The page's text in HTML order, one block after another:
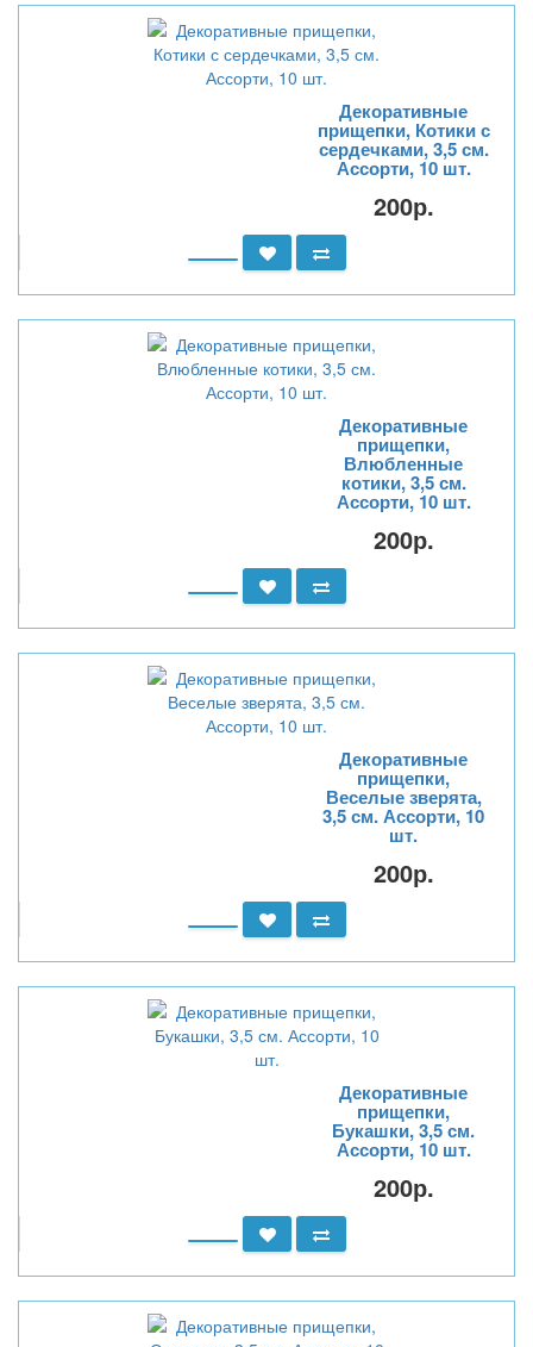
Декоративные
прищепки, Котики с
сердечками, 3,5 см.
Ассорти, 10 шт.
200р.
Декоративные
прищепки,
Влюбленные
котики, 3,5 см.
Ассорти, 10 шт.
200р.
Декоративные
прищепки,
Веселые зверята,
3,5 см. Ассорти, 10
шт.
200р.
Декоративные
прищепки,
Букашки, 3,5 см.
Ассорти, 10 шт.
200р.